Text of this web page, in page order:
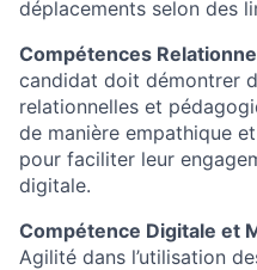
déplacements selon des
Compétences
candidat doit démontrer
relationnelles et
de manière empathique
pour faciliter leur
digitale.
Compétence Digitale et
Agilité dans l’utilisation